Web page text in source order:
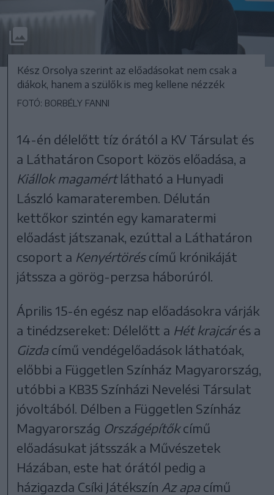
Kész Orsolya szerint az előadásokat nem csak a
diákok, hanem a szülők is meg kellene nézzék
FOTÓ: BORBÉLY FANNI
14-én délelőtt tíz órától a KV Társulat és
a Láthatáron Csoport közös előadása, a
Kiállok magamértlátható a Hunyadi
László kamarateremben. Délután
kettőkor szintén egy kamaratermi
előadást játszanak, ezúttal a Láthatáron
csoport a Kenyértöréscímű krónikáját
játssza a görög-perzsa háborúról.
Április 15-én egész nap előadásokra várják
a tinédzsereket: Délelőtt a Hét krajcárés a
Gizdacímű vendégelőadások láthatóak,
előbbi a Független Színház Magyarország,
utóbbi a KB35 Színházi Nevelési Társulat
jóvoltából. Délben a Független Színház
Magyarország Országépítőkcímű
előadásukat játsszák a Művészetek
Házában, este hat órától pedig a
házigazda Csíki Játékszín Az apacímű